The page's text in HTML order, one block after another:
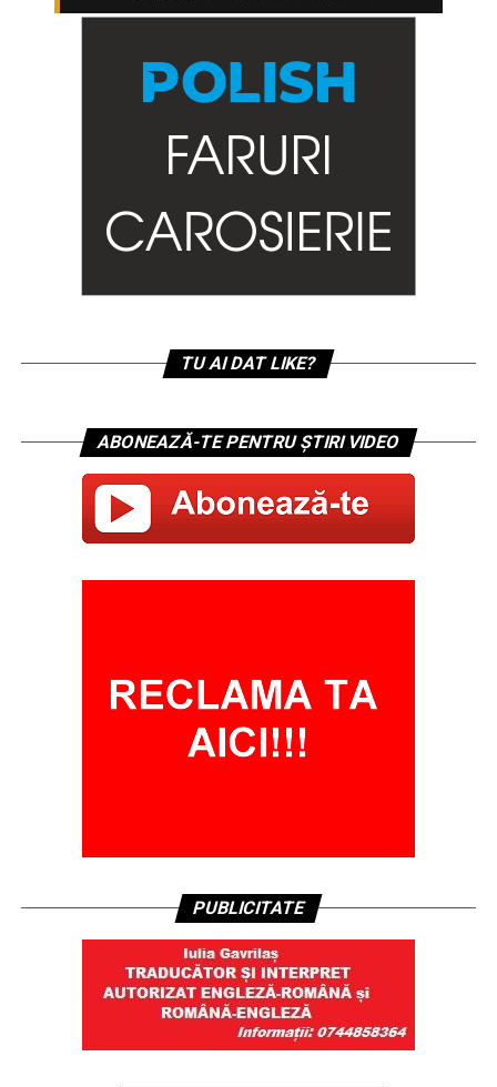
TU AI DAT LIKE?
ABONEAZĂ-TE PENTRU ȘTIRI VIDEO
PUBLICITATE